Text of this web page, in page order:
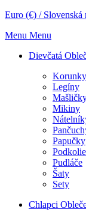
Euro (€) / Slovenská
Menu Menu
Dievčatá
Korunky
Legíny
Mikiny
Papučky
Pudláče
Šaty
Sety
Chlapci